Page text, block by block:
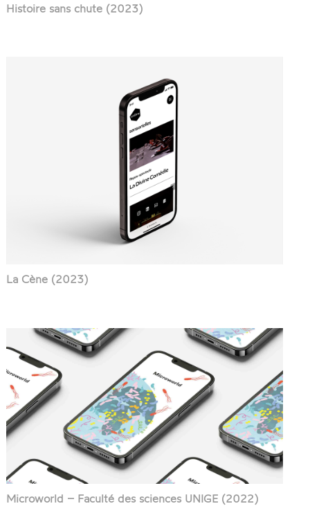
Histoire sans chute (2023)
La Cène (2023)
Microworld – Faculté des sciences UNIGE (2022)